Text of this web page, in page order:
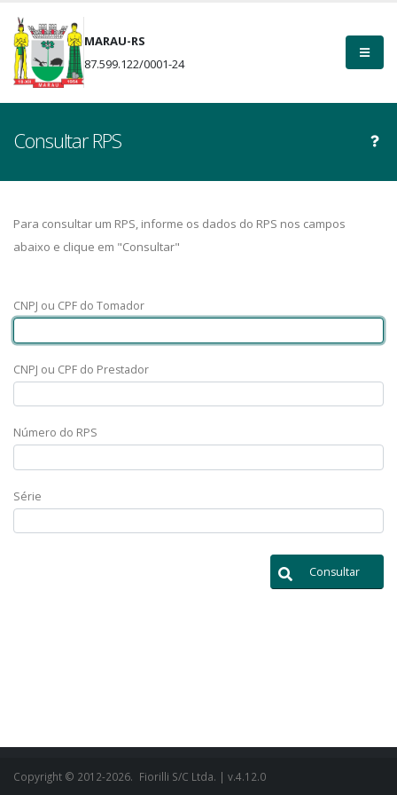
MARAU-RS
87.599.122/0001-24
Consultar RPS
Para consultar um RPS, informe os dados do RPS nos campos
abaixo e clique em "Consultar"
CNPJ ou CPF do Tomador
CNPJ ou CPF do Prestador
Número do RPS
Série
Consultar
Copyright © 2012-2026. Fiorilli S/C Ltda. | v.4.12.0